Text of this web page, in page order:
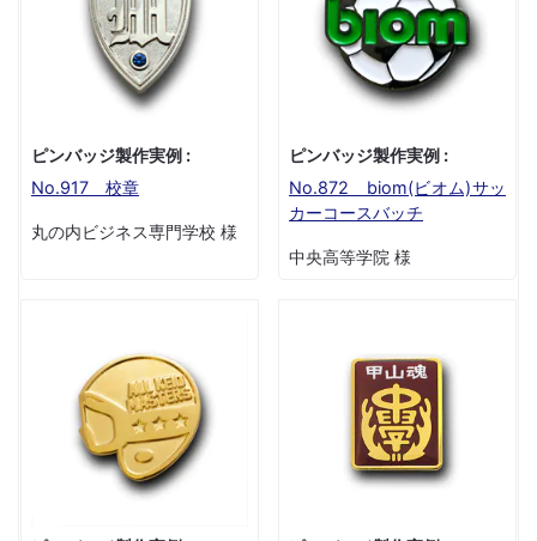
ピンバッジ製作実例 :
No.917 校章
丸の内ビジネス専門学校 様
ピンバッジ製作実例 :
No.872 biom(ビオム)サッ
カーコースバッチ
中央高等学院 様